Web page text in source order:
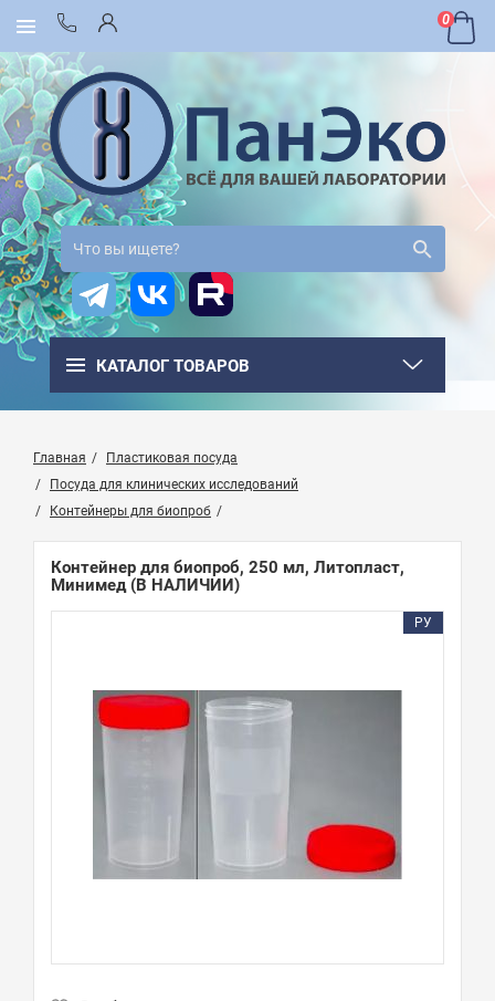
0
КАТАЛОГ ТОВАРОВ
Главная
Пластиковая посуда
Посуда для клинических исследований
Контейнеры для биопроб
Контейнер для биопроб, 250 мл, Литопласт,
Минимед(В НАЛИЧИИ)
РУ